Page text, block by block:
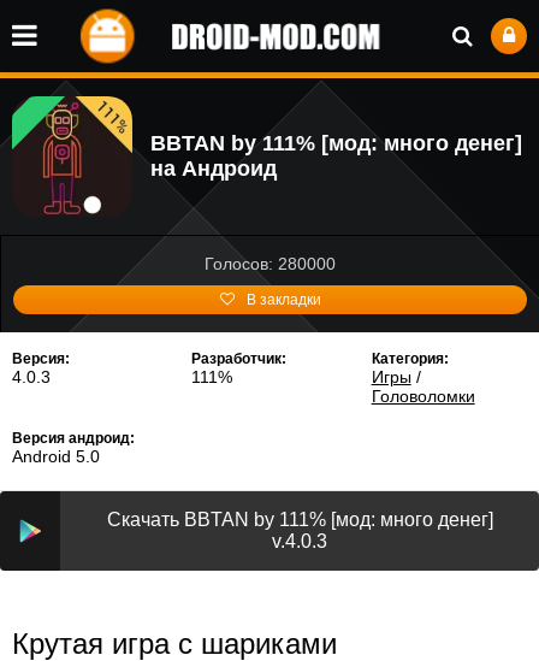
BBTAN by 111% [мод: много денег]
на Андроид
Голосов: 280000
В закладки
Версия:
4.0.3
Разработчик:
111%
Категория:
Игры/
Головоломки
Версия андроид:
Android 5.0
Скачать BBTAN by 111% [мод: много денег]
v.4.0.3
Крутая игра с шариками